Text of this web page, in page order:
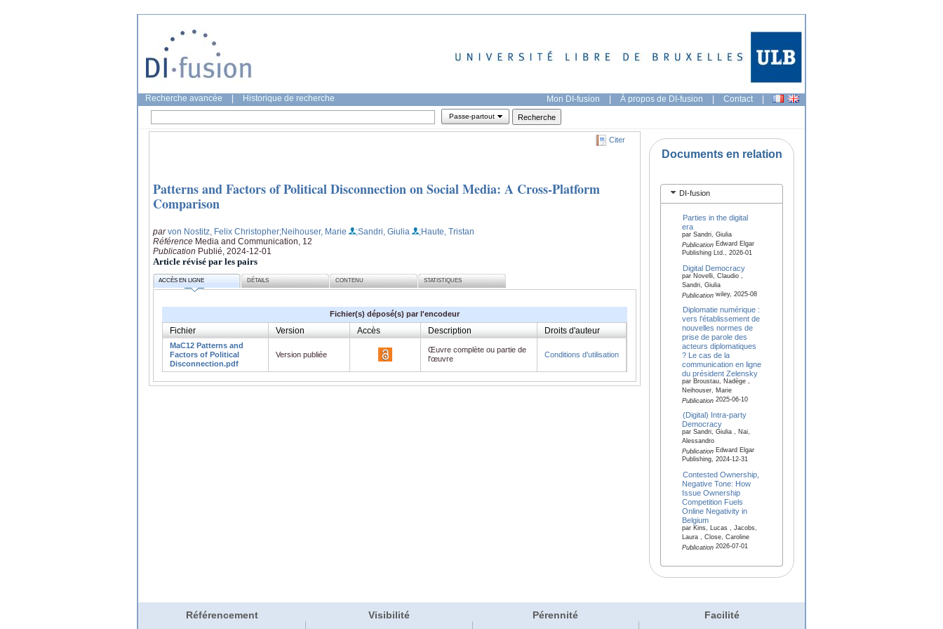
Recherche avancée Historique de recherche Mon DI-fusion | À propos de DI-fusion | Contact |
Passe-partout
Citer
Patterns and Factors of Political Disconnection on Social Media: A Cross-Platform
Comparison
parvon Nostitz, Felix Christopher;Neihouser, Marie ;Sandri, Giulia
;Haute, Tristan
Référence Media and Communication, 12
Publication Publié, 2024-12-01
Article révisé par les pairs
ACCÈS EN LIGNE DÉTAILS CONTENU STATISTIQUES
Fichier(s) déposé(s) par l'encodeur
Fichier Version Accès Description Droits d'auteur
MaC12 Patterns and
Factors of Political
Disconnection.pdf
Version publiée
Œuvre complète ou partie de
l'œuvre
Conditions d'utilisation
Documents en relation
DI-fusion
Parties in the digital
era
par Sandri, Giulia
PublicationEdward Elgar
Publishing Ltd., 2026-01
Digital Democracy
par Novelli, Claudio ,
Sandri, Giulia
Publicationwiley, 2025-08
Diplomatie numérique :
vers l’établissement de
nouvelles normes de
prise de parole des
acteurs diplomatiques
? Le cas de la
communication en ligne
du président Zelensky
par Broustau, Nadège ,
Neihouser, Marie
Publication2025-06-10
(Digital) Intra-party
Democracy
par Sandri, Giulia , Nai,
Alessandro
PublicationEdward Elgar
Publishing, 2024-12-31
Contested Ownership,
Negative Tone: How
Issue Ownership
Competition Fuels
Online Negativity in
Belgium
par Kins, Lucas , Jacobs,
Laura , Close, Caroline
Publication2026-07-01
Référencement Visibilité Pérennité Facilité